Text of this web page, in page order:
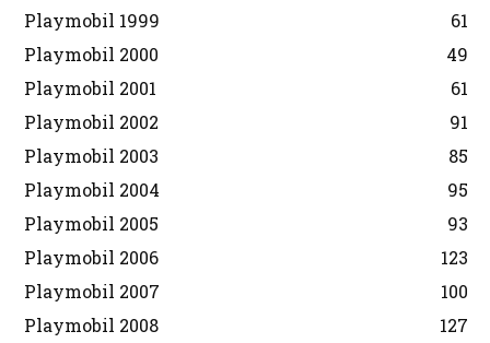
Playmobil 1999
61
Playmobil 2000
49
Playmobil 2001
61
Playmobil 2002
91
Playmobil 2003
85
Playmobil 2004
95
Playmobil 2005
93
Playmobil 2006
123
Playmobil 2007
100
Playmobil 2008
127